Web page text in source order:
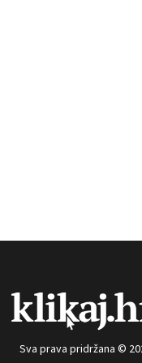
Sva prava pridržana ©